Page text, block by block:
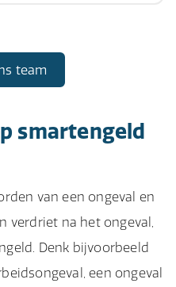
team
smartengeld
van een ongeval en
verdriet na het ongeval,
Denk bijvoorbeeld
een ongeval